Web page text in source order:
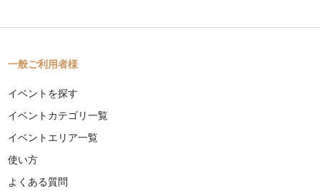
一般ご利用者様
イベントを探す
イベントカテゴリ一覧
イベントエリア一覧
使い方
よくある質問